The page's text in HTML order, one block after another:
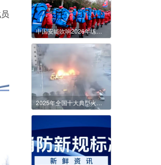
中国安能吹响2026年练兵号角，彰显应急救援硬核实力
2025年全国十大典型火灾事故案例